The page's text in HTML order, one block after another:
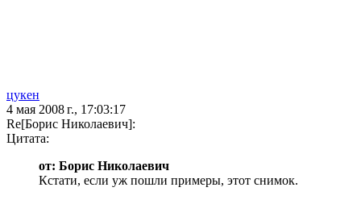
цукен
4 мая 2008 г., 17:03:17
Re[Борис Николаевич]:
Цитата:
от: Борис Николаевич
Кстати, если уж пошли примеры, этот снимок.